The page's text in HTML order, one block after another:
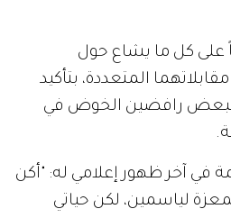
على كل ما يشاع حول
المتعددة، بتأكيد
رافضين الخوض في
في آخر ظهور إعلامي له: "أكن
لياسمين، لكن حياتي